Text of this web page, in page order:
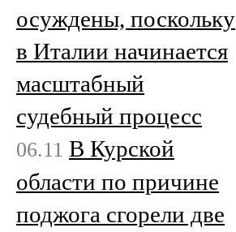
осуждены, поскольку
в Италии начинается
масштабный
судебный процесс
06.11 В Курской
области по причине
поджога сгорели две